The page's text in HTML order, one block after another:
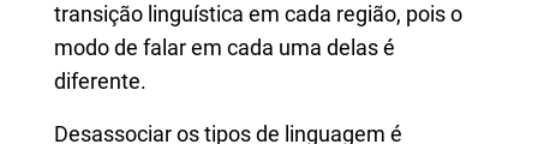
transição linguística em cada região, pois o
modo de falar em cada uma delas é
diferente.
Desassociar os tipos de linguagem é